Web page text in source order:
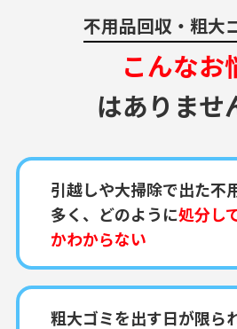
不用品回収・粗大
こんなお
はありませ
引越しや大掃除で出た不
多く、どのように処分し
かわからない
粗大ゴミを出す日が限ら